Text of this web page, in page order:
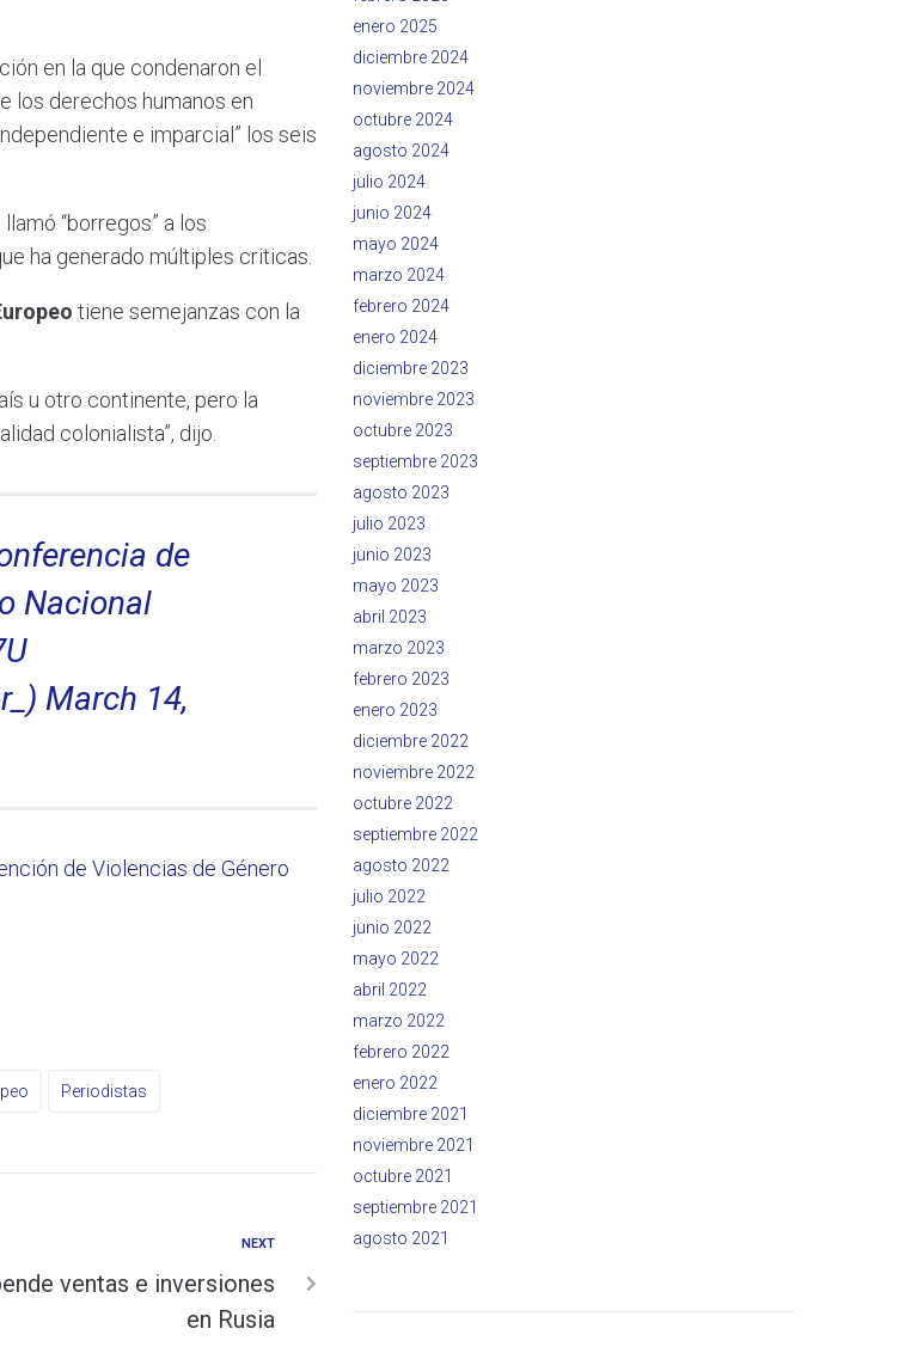
en la que condenaron el
los derechos humanos en
e imparcial” los seis
“borregos” a los
ha generado múltiples criticas.
tiene semejanzas con la
u otro continente, pero la
colonialista”, dijo.
de
Nacional
March 14,
de Violencias de Género
Periodistas
NEXT
ventas e inversiones
en Rusia
enero 2025
diciembre 2024
noviembre 2024
octubre 2024
agosto 2024
julio 2024
junio 2024
mayo 2024
marzo 2024
febrero 2024
enero 2024
diciembre 2023
noviembre 2023
octubre 2023
septiembre 2023
agosto 2023
julio 2023
junio 2023
mayo 2023
abril 2023
marzo 2023
febrero 2023
enero 2023
diciembre 2022
noviembre 2022
octubre 2022
septiembre 2022
agosto 2022
julio 2022
junio 2022
mayo 2022
abril 2022
marzo 2022
febrero 2022
enero 2022
diciembre 2021
noviembre 2021
octubre 2021
septiembre 2021
agosto 2021